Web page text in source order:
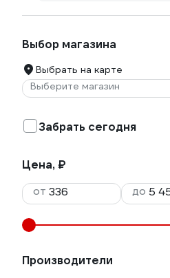
Выбор магазина
Выбрать на карте
Выберите магазин
Забрать сегодня
Цена, ₽
от
до
Производители